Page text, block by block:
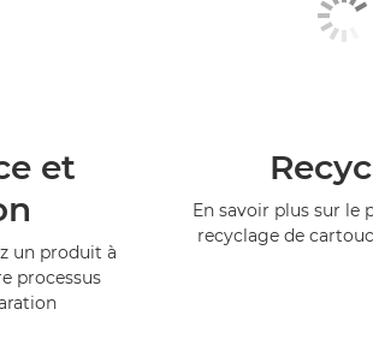
et
un produit à
processus
En savoir plus sur le
recyclage de